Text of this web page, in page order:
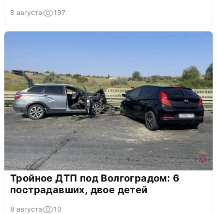
8 августа 197
Тройное ДТП под Волгоградом: 6
пострадавших, двое детей
8 августа 10